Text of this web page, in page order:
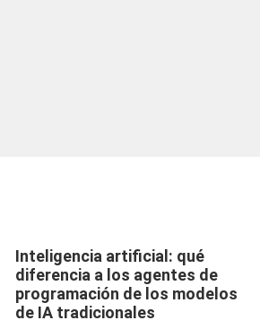
Inteligencia artificial: qué
diferencia a los agentes de
programación de los modelos
de IA tradicionales